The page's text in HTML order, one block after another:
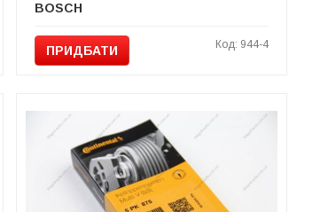
BOSCH
ПРИДБАТИ Код: 944-4